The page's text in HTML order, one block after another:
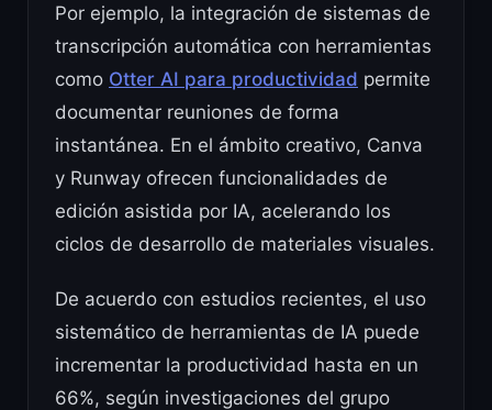
Por ejemplo, la integración de sistemas de
transcripción automática con herramientas
como Otter AI para productividad permite
documentar reuniones de forma
instantánea. En el ámbito creativo, Canva
y Runway ofrecen funcionalidades de
edición asistida por IA, acelerando los
ciclos de desarrollo de materiales visuales.
De acuerdo con estudios recientes, el uso
sistemático de herramientas de IA puede
incrementar la productividad hasta en un
66%, según investigaciones del grupo